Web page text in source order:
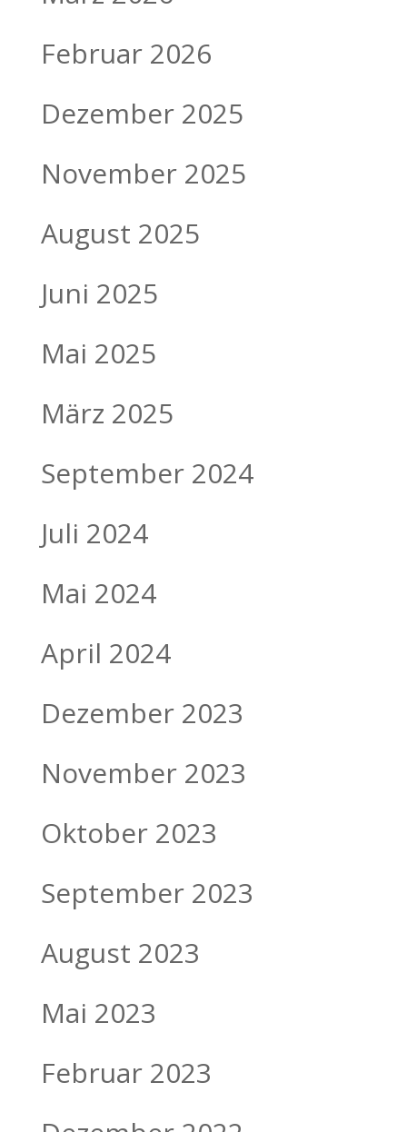
Februar 2026
Dezember 2025
November 2025
August 2025
Juni 2025
Mai 2025
März 2025
September 2024
Juli 2024
Mai 2024
April 2024
Dezember 2023
November 2023
Oktober 2023
September 2023
August 2023
Mai 2023
Februar 2023